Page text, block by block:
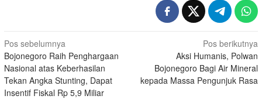
Navigasi
pos
Pos sebelumnya
Bojonegoro Raih Penghargaan
Nasional atas Keberhasilan
Tekan Angka Stunting, Dapat
Insentif Fiskal Rp 5,9 Miliar
Pos berikutnya
Aksi Humanis, Polwan
Bojonegoro Bagi Air Mineral
kepada Massa Pengunjuk Rasa